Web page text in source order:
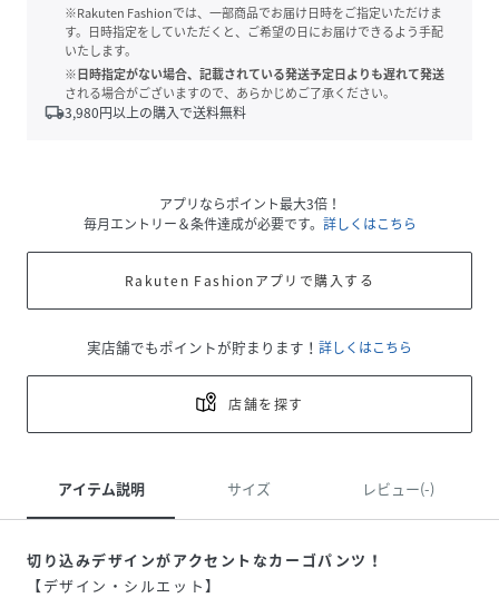
※Rakuten Fashionでは、一部商品でお届け日時をご指定いただけま
す。日時指定をしていただくと、ご希望の日にお届けできるよう手配
いたします。
※日時指定がない場合、記載されている発送予定日よりも遅れて発送
される場合がございますので、あらかじめご了承ください。
local_shipping3,980円以上の購入で送料無料
アプリならポイント最大3倍！
毎月エントリー＆条件達成が必要です。 詳しくはこちら
Rakuten Fashionアプリで購入する
実店舗でもポイントが貯まります！ 詳しくはこちら
店舗を探す
アイテム説明 サイズ レビュー(-)
切り込みデザインがアクセントなカーゴパンツ！
【デザイン・シルエット】